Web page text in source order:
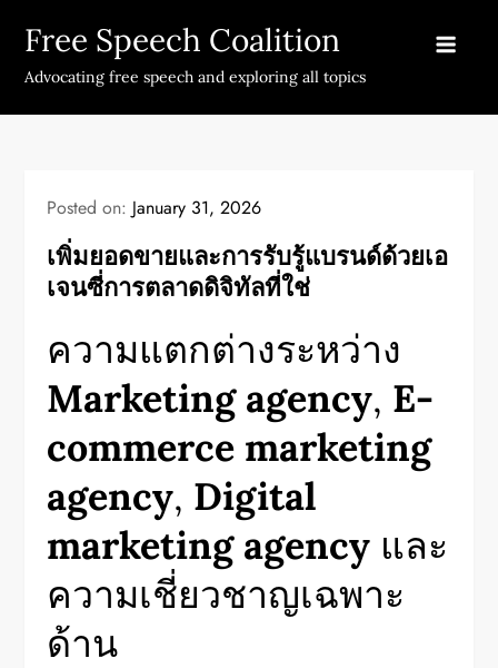
content
Free Speech Coalition
Advocating free speech and exploring all topics
Posted on: January 31, 2026
เพิ่มยอดขายและการรับรู้แบรนด์ด้วยเอ
เจนซี่การตลาดดิจิทัลที่ใช่
ความแตกต่างระหว่าง
Marketing agency, E-
commerce marketing
agency, Digital
marketing agency และ
ความเชี่ยวชาญเฉพาะ
ด้าน